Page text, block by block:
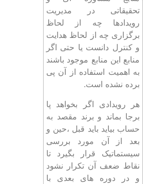
تحقیقاتی در مدیریت
رویدادها چه از لحاظ
برگزاری چه از لحاظ هدایت
و کنترل دانست یا حتی اگر
منابع این منابع موجود باشند
به اهمیت استفاده از آن پی
برده نشده است.
هر رویدادی اگر بخواهد پا
برجا بماند و برند مقصد به
حساب بیاید باید قبل ،حین و
بعد از آن مورد بررسی
سیستماتیک قرار بگیرد تا
نقاط ضعف آن تکرار نشود
و در دوره های بعدی با